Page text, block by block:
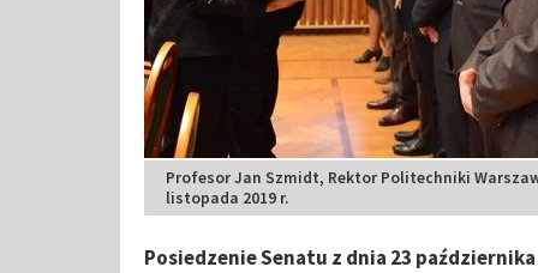
Profesor Jan Szmidt, Rektor Politechniki
listopada 2019 r.
Posiedzenie Senatu z dnia 23 października